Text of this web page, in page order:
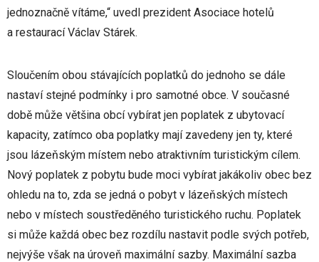
jednoznačně vítáme,“ uvedl prezident Asociace hotelů
a restaurací Václav Stárek.
Sloučením obou stávajících poplatků do jednoho se dále
nastaví stejné podmínky i pro samotné obce. V současné
době může většina obcí vybírat jen poplatek z ubytovací
kapacity, zatímco oba poplatky mají zavedeny jen ty, které
jsou lázeňským místem nebo atraktivním turistickým cílem.
Nový poplatek z pobytu bude moci vybírat jakákoliv obec bez
ohledu na to, zda se jedná o pobyt v lázeňských místech
nebo v místech soustředěného turistického ruchu. Poplatek
si může každá obec bez rozdílu nastavit podle svých potřeb,
nejvýše však na úroveň maximální sazby. Maximální sazba